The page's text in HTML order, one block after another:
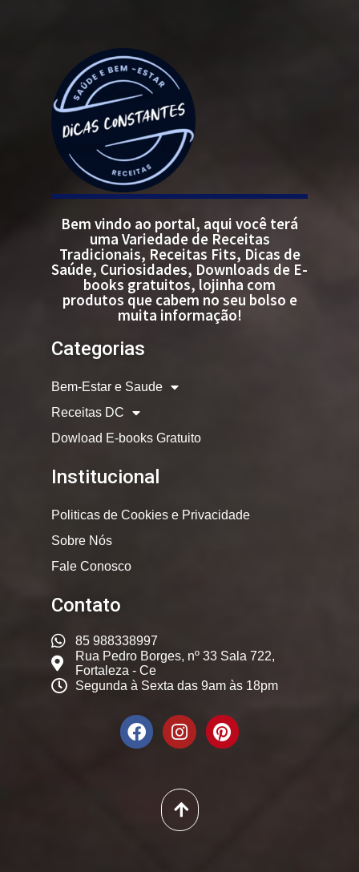
Bem vindo ao portal, aqui você terá
uma Variedade de Receitas
Tradicionais, Receitas Fits, Dicas de
Saúde, Curiosidades, Downloads de E-
books gratuitos, lojinha com
produtos que cabem no seu bolso e
muita informação!
Categorias
Bem-Estar e Saude
Receitas DC
Dowload E-books Gratuito
Institucional
Politicas de Cookies e Privacidade
Sobre Nós
Fale Conosco
Contato
85 988338997
Rua Pedro Borges, nº 33 Sala 722,
Fortaleza - Ce
Segunda à Sexta das 9am às 18pm